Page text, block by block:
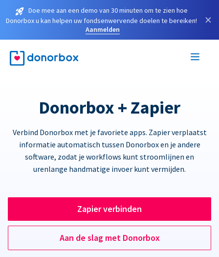
Doe mee aan een demo van 30 minuten om te zien hoe
Donorbox u kan helpen uw fondsenwervende doelen te bereiken!
Aanmelden
×
Donorbox + Zapier
Verbind Donorbox met je favoriete apps. Zapier verplaatst
informatie automatisch tussen Donorbox en je andere
software, zodat je workflows kunt stroomlijnen en
urenlange handmatige invoer kunt vermijden.
Zapier verbinden
Aan de slag met Donorbox